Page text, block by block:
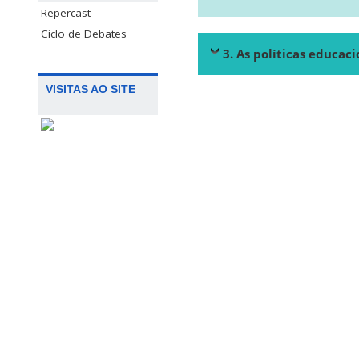
Repercast
Ciclo de Debates
VISITAS AO SITE
3. As políticas